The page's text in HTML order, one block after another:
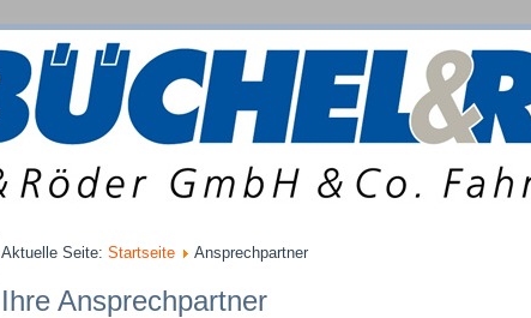
Aktuelle Seite: Startseite Ansprechpartner
Ihre Ansprechpartner